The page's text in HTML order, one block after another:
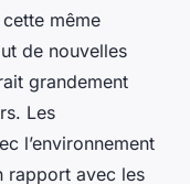
même
de nouvelles
grandement
Les
l’environnement
rapport avec les